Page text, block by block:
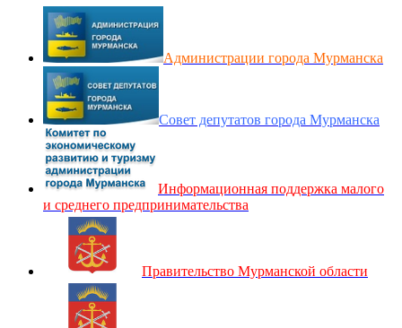
Администрации города Мурманска
Совет депутатов города Мурманска
Информационная поддержка малого
и среднего предпринимательства
Правительство Мурманской области